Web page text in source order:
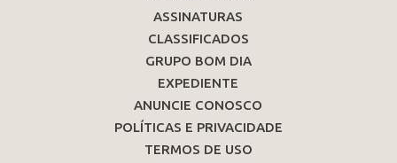
ASSINATURAS
CLASSIFICADOS
GRUPO BOM DIA
EXPEDIENTE
ANUNCIE CONOSCO
POLÍTICAS E PRIVACIDADE
TERMOS DE USO